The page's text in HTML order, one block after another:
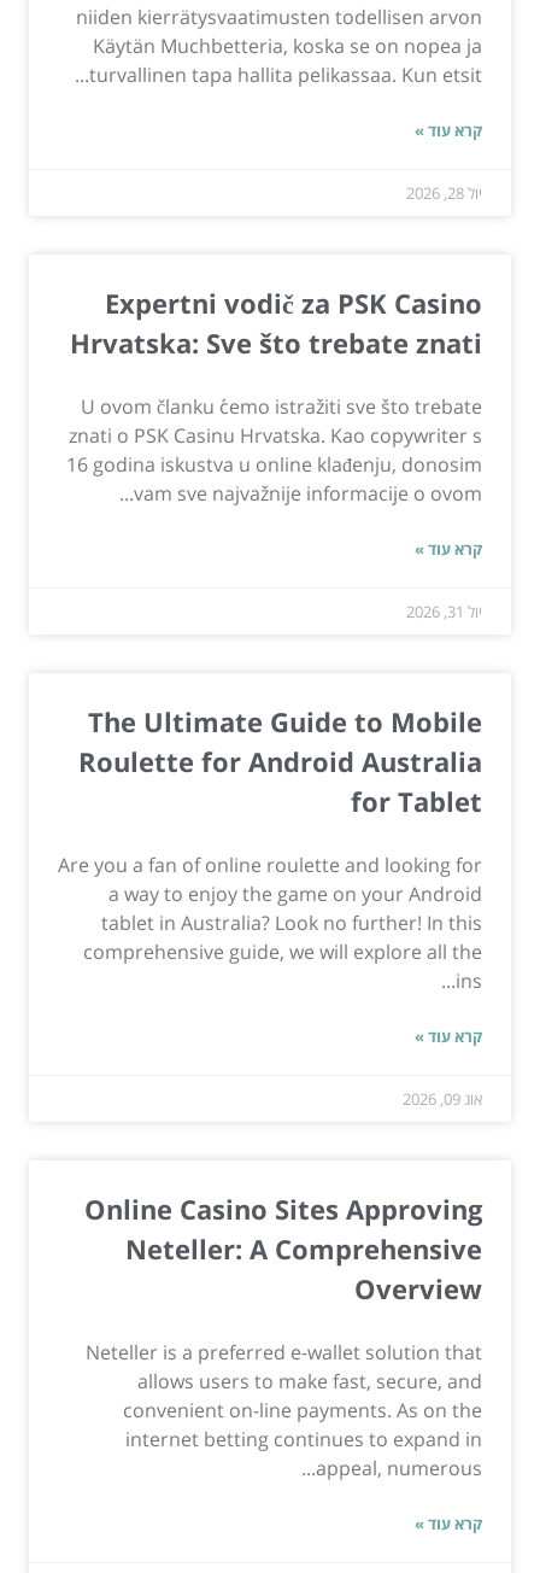
niiden kierrätysvaatimusten todellisen arvon
Käytän Muchbetteria, koska se on nopea ja
turvallinen tapa hallita pelikassaa. Kun etsit...
קרא עוד »
יול 28, 2026
Expertni vodič za PSK Casino
Hrvatska: Sve što trebate znati
U ovom članku ćemo istražiti sve što trebate
znati o PSK Casinu Hrvatska. Kao copywriter s
16 godina iskustva u online klađenju, donosim
vam sve najvažnije informacije o ovom...
קרא עוד »
יול 31, 2026
The Ultimate Guide to Mobile
Roulette for Android Australia
for Tablet
Are you a fan of online roulette and looking for
a way to enjoy the game on your Android
tablet in Australia? Look no further! In this
comprehensive guide, we will explore all the
ins...
קרא עוד »
אוג 09, 2026
Online Casino Sites Approving
Neteller: A Comprehensive
Overview
Neteller is a preferred e-wallet solution that
allows users to make fast, secure, and
convenient on-line payments. As on the
internet betting continues to expand in
appeal, numerous...
קרא עוד »